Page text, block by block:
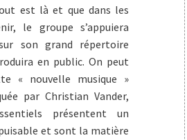
est là et que dans les
le groupe s’appuiera
son grand répertoire
en public. On peut
« nouvelle musique »
par Christian Vander,
présentent un
et sont la matière